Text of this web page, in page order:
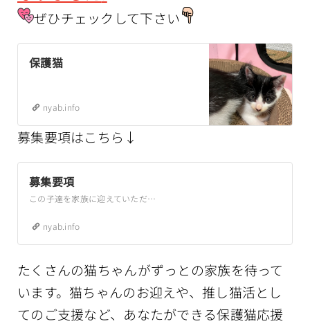
ぜひチェックして下さい
保護猫
nyab.info
募集要項はこちら↓
募集要項
この子達を家族に迎えていただけると、次の子にチャンスが巡ってきます。外暮らしの猫たちにどうかチャンスを与えていただけると幸いです。里親（猫のお母さん）になっていただく方には、保護猫をお迎えいただくにあたって、下記のお願いをしております。なにとぞよろしくお願いいたします。ペットとしてではなく、家族として迎えてください。生涯の最後まで、見捨てず面倒を見…
nyab.info
たくさんの猫ちゃんがずっとの家族を待って
います。 猫ちゃんのお迎えや、推し猫活とし
てのご支援など、あなたができる保護猫応援